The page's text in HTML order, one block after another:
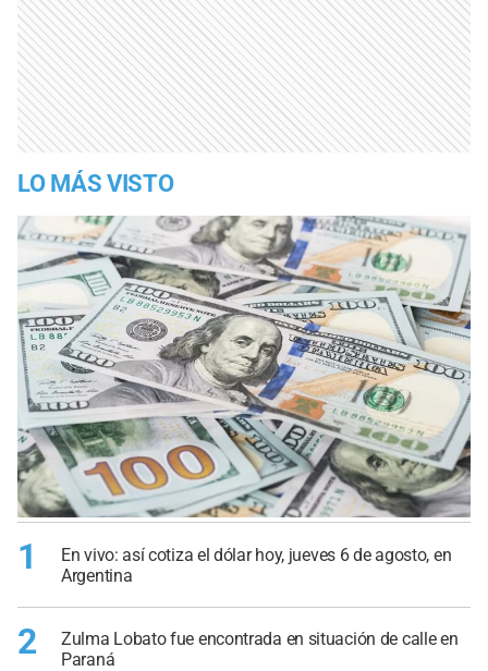
LO MÁS VISTO
1
En vivo: así cotiza el dólar hoy, jueves 6 de agosto, en
Argentina
2
Zulma Lobato fue encontrada en situación de calle en
Paraná